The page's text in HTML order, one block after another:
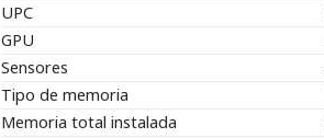
UPC
GPU
Sensores
Tipo de memoria
Memoria total instalada